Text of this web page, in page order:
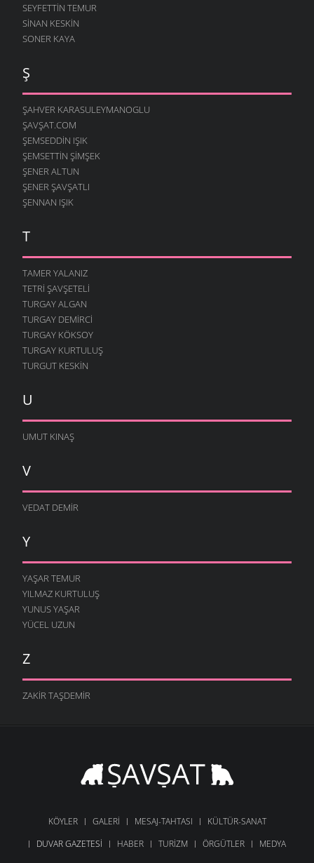
SEYFETTIN TEMUR
SINAN KESKIN
SONER KAYA
Ş
ŞAHVER KARASULEYMANOGLU
ŞAVŞAT.COM
ŞEMSEDDIN IŞIK
ŞEMSETTIN ŞIMŞEK
ŞENER ALTUN
ŞENER ŞAVŞATLI
ŞENNAN IŞIK
T
TAMER YALANIZ
TETRI ŞAVŞETELI
TURGAY ALGAN
TURGAY DEMIRCI
TURGAY KÖKSOY
TURGAY KURTULUŞ
TURGUT KESKIN
U
UMUT KINAŞ
V
VEDAT DEMIR
Y
YAŞAR TEMUR
YILMAZ KURTULUŞ
YUNUS YAŞAR
YÜCEL UZUN
Z
ZAKIR TAŞDEMIR
KÖYLER GALERI MESAJ-TAHTASI
KÜLTÜR-SANAT
DUVAR GAZETESI
HABER TURIZM ÖRGÜTLER MEDYA